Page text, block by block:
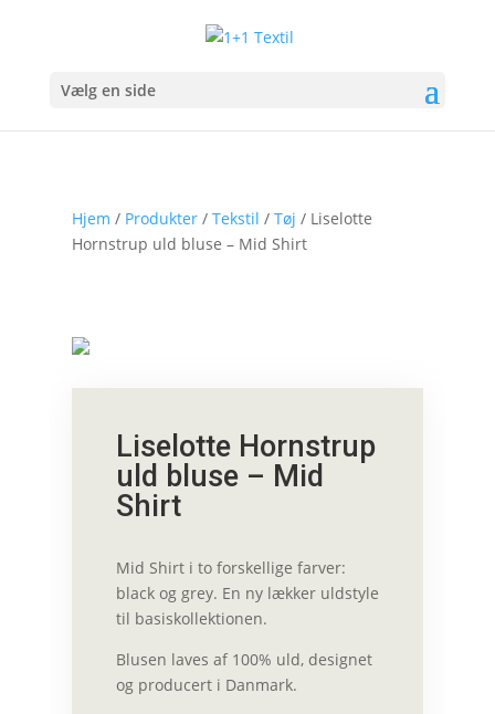
Vælg en side
Hjem / Produkter/ Tekstil / Tøj / Liselotte
Hornstrup uld bluse – Mid Shirt
Liselotte Hornstrup
uld bluse – Mid
Shirt
Mid Shirt i to forskellige farver:
black og grey. En ny lækker uldstyle
til basiskollektionen.
Blusen laves af 100% uld, designet
og producert i Danmark.